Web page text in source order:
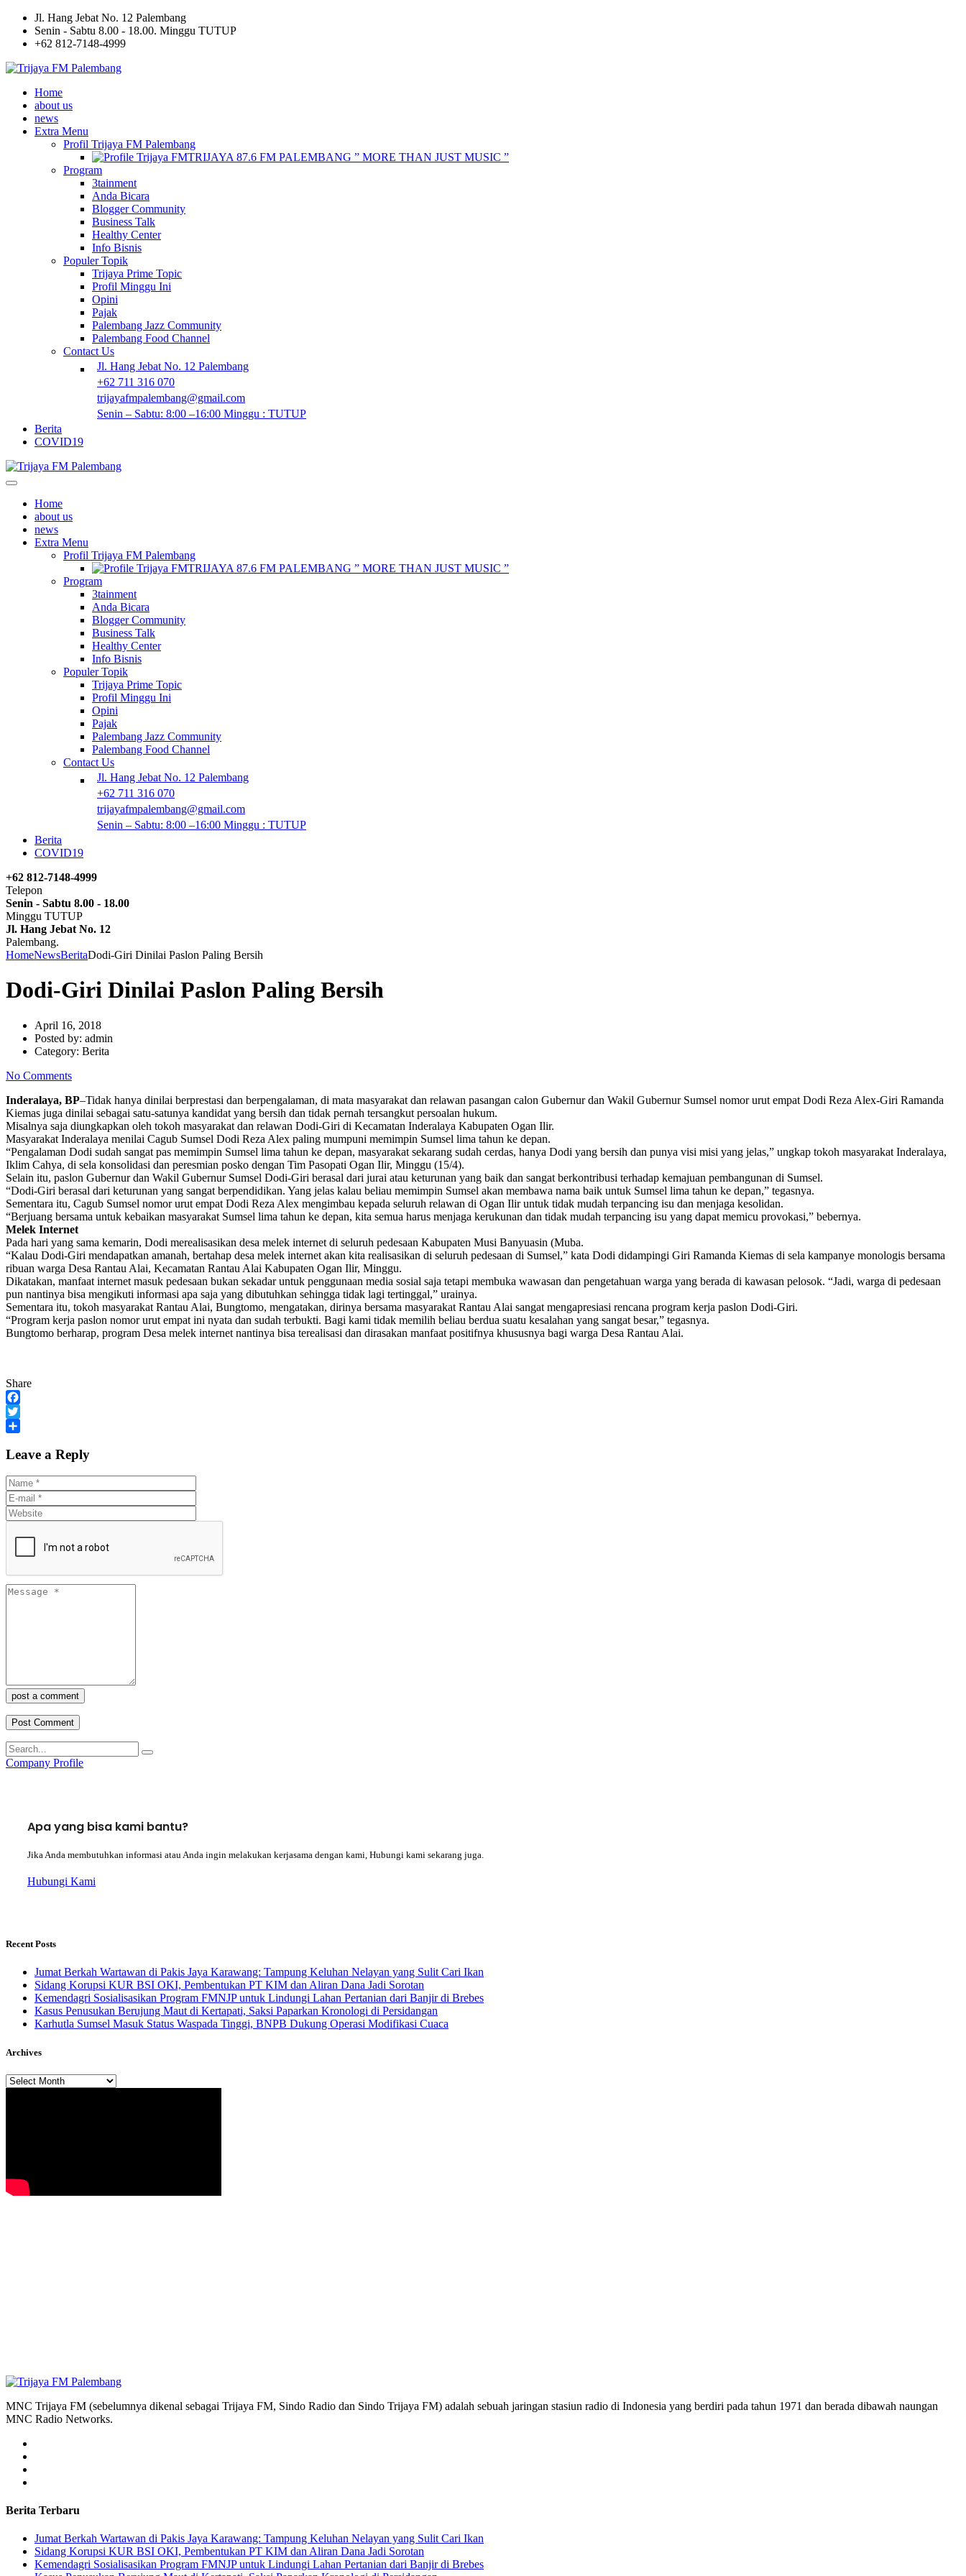
Jl. Hang Jebat No. 12 Palembang
Senin - Sabtu 8.00 - 18.00. Minggu TUTUP
+62 812-7148-4999
Home
about us
news
Extra Menu
Profil Trijaya FM Palembang
TRIJAYA 87.6 FM PALEMBANG ” MORE THAN JUST MUSIC ”
Program
3tainment
Anda Bicara
Blogger Community
Business Talk
Healthy Center
Info Bisnis
Populer Topik
Trijaya Prime Topic
Profil Minggu Ini
Opini
Pajak
Palembang Jazz Community
Palembang Food Channel
Contact Us
Jl. Hang Jebat No. 12 Palembang
+62 711 316 070
trijayafmpalembang@gmail.com
Senin – Sabtu: 8:00 –16:00 Minggu : TUTUP
Berita
COVID19
Home
about us
news
Extra Menu
Profil Trijaya FM Palembang
TRIJAYA 87.6 FM PALEMBANG ” MORE THAN JUST MUSIC ”
Program
3tainment
Anda Bicara
Blogger Community
Business Talk
Healthy Center
Info Bisnis
Populer Topik
Trijaya Prime Topic
Profil Minggu Ini
Opini
Pajak
Palembang Jazz Community
Palembang Food Channel
Contact Us
Jl. Hang Jebat No. 12 Palembang
+62 711 316 070
trijayafmpalembang@gmail.com
Senin – Sabtu: 8:00 –16:00 Minggu : TUTUP
Berita
COVID19
+62 812-7148-4999
Telepon
Senin - Sabtu 8.00 - 18.00
Minggu TUTUP
Jl. Hang Jebat No. 12
Palembang.
HomeNewsBeritaDodi-Giri Dinilai Paslon Paling Bersih
Dodi-Giri Dinilai Paslon Paling Bersih
April 16, 2018
Posted by: admin
Category: Berita
No Comments
Inderalaya, BP–Tidak hanya dinilai berprestasi dan berpengalaman, di mata masyarakat dan relawan pasangan calon Gubernur dan Wakil Gubernur Sumsel nomor urut empat Dodi Reza Alex-Giri Ramanda
Kiemas juga dinilai sebagai satu-satunya kandidat yang bersih dan tidak pernah tersangkut persoalan hukum.
Misalnya saja diungkapkan oleh tokoh masyarakat dan relawan Dodi-Giri di Kecamatan Inderalaya Kabupaten Ogan Ilir.
Masyarakat Inderalaya menilai Cagub Sumsel Dodi Reza Alex paling mumpuni memimpin Sumsel lima tahun ke depan.
“Pengalaman Dodi sudah sangat pas memimpin Sumsel lima tahun ke depan, masyarakat sekarang sudah cerdas, hanya Dodi yang bersih dan punya visi misi yang jelas,” ungkap tokoh masyarakat Inderalaya,
Iklim Cahya, di sela konsolidasi dan peresmian posko dengan Tim Pasopati Ogan Ilir, Minggu (15/4).
Selain itu, paslon Gubernur dan Wakil Gubernur Sumsel Dodi-Giri berasal dari jurai atau keturunan yang baik dan sangat berkontribusi terhadap kemajuan pembangunan di Sumsel.
“Dodi-Giri berasal dari keturunan yang sangat berpendidikan. Yang jelas kalau beliau memimpin Sumsel akan membawa nama baik untuk Sumsel lima tahun ke depan,” tegasnya.
Sementara itu, Cagub Sumsel nomor urut empat Dodi Reza Alex mengimbau kepada seluruh relawan di Ogan Ilir untuk tidak mudah terpancing isu dan menjaga kesolidan.
“Berjuang bersama untuk kebaikan masyarakat Sumsel lima tahun ke depan, kita semua harus menjaga kerukunan dan tidak mudah terpancing isu yang dapat memicu provokasi,” bebernya.
Melek Internet
Pada hari yang sama kemarin, Dodi merealisasikan desa melek internet di seluruh pedesaan Kabupaten Musi Banyuasin (Muba.
“Kalau Dodi-Giri mendapatkan amanah, bertahap desa melek internet akan kita realisasikan di seluruh pedesaan di Sumsel,” kata Dodi didampingi Giri Ramanda Kiemas di sela kampanye monologis bersama
ribuan warga Desa Rantau Alai, Kecamatan Rantau Alai Kabupaten Ogan Ilir, Minggu.
Dikatakan, manfaat internet masuk pedesaan bukan sekadar untuk penggunaan media sosial saja tetapi membuka wawasan dan pengetahuan warga yang berada di kawasan pelosok. “Jadi, warga di pedesaan
pun nantinya bisa mengikuti informasi apa saja yang dibutuhkan sehingga tidak lagi tertinggal,” urainya.
Sementara itu, tokoh masyarakat Rantau Alai, Bungtomo, mengatakan, dirinya bersama masyarakat Rantau Alai sangat mengapresiasi rencana program kerja paslon Dodi-Giri.
“Program kerja paslon nomor urut empat ini nyata dan sudah terbukti. Bagi kami tidak memilih beliau berdua suatu kesalahan yang sangat besar,” tegasnya.
Bungtomo berharap, program Desa melek internet nantinya bisa terealisasi dan dirasakan manfaat positifnya khususnya bagi warga Desa Rantau Alai.
Share
Facebook
Twitter
Leave a Reply
post a comment
Company Profile
Apa yang bisa kami bantu?
Jika Anda membutuhkan informasi atau Anda ingin melakukan kerjasama dengan kami, Hubungi kami sekarang juga.
Hubungi Kami
Recent Posts
Jumat Berkah Wartawan di Pakis Jaya Karawang: Tampung Keluhan Nelayan yang Sulit Cari Ikan
Sidang Korupsi KUR BSI OKI, Pembentukan PT KIM dan Aliran Dana Jadi Sorotan
Kemendagri Sosialisasikan Program FMNJP untuk Lindungi Lahan Pertanian dari Banjir di Brebes
Kasus Penusukan Berujung Maut di Kertapati, Saksi Paparkan Kronologi di Persidangan
Karhutla Sumsel Masuk Status Waspada Tinggi, BNPB Dukung Operasi Modifikasi Cuaca
Archives
Archives
MNC Trijaya FM (sebelumnya dikenal sebagai Trijaya FM, Sindo Radio dan Sindo Trijaya FM) adalah sebuah jaringan stasiun radio di Indonesia yang berdiri pada tahun 1971 dan berada dibawah naungan
MNC Radio Networks.
Berita Terbaru
Jumat Berkah Wartawan di Pakis Jaya Karawang: Tampung Keluhan Nelayan yang Sulit Cari Ikan
Sidang Korupsi KUR BSI OKI, Pembentukan PT KIM dan Aliran Dana Jadi Sorotan
Kemendagri Sosialisasikan Program FMNJP untuk Lindungi Lahan Pertanian dari Banjir di Brebes